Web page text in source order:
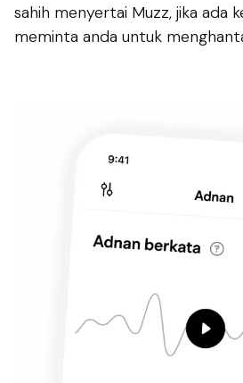
sahih menyertai Muzz, jika ada
meminta anda untuk